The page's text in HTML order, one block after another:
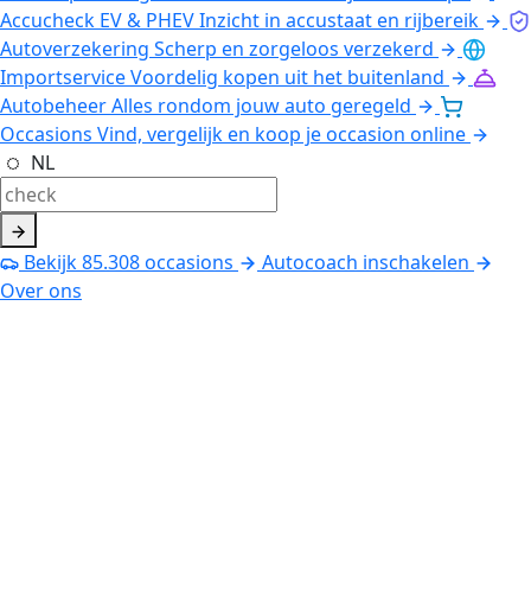
Accucheck EV & PHEVInzicht in accustaat en rijbereik
Autoverzekering Scherp en zorgeloos verzekerd
ImportserviceVoordelig kopen uit het buitenland
AutobeheerAlles rondom jouw auto geregeld
Occasions Vind, vergelijk en koop je occasion online
NL
Bekijk85.308occasions
Autocoach inschakelen
Over ons